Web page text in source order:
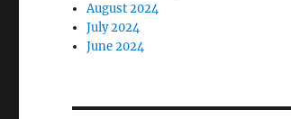
August 2024
July 2024
June 2024